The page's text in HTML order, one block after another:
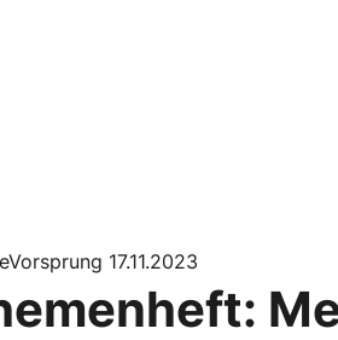
17.11.2023